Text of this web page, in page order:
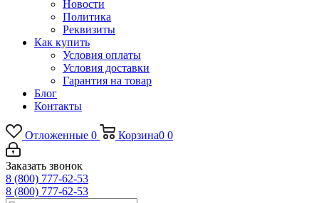
Новости
Политика
Реквизиты
Как купить
Условия оплаты
Условия доставки
Гарантия на товар
Блог
Контакты
Отложенные 0 Корзина0 0
Заказать звонок
8 (800) 777-62-53
8 (800) 777-62-53